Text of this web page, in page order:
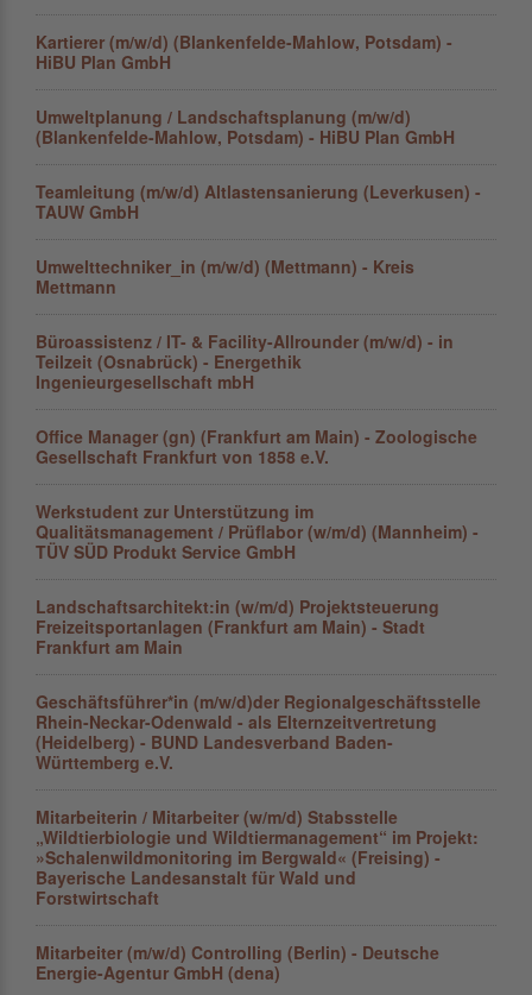
Kartierer (m/w/d) (Blankenfelde-Mahlow, Potsdam) -
HiBU Plan GmbH
Umweltplanung / Landschaftsplanung (m/w/d)
(Blankenfelde-Mahlow, Potsdam) - HiBU Plan GmbH
Teamleitung (m/w/d) Altlastensanierung (Leverkusen) -
TAUW GmbH
Umwelttechniker_in (m/w/d) (Mettmann) - Kreis
Mettmann
Büroassistenz / IT- & Facility-Allrounder (m/w/d) - in
Teilzeit (Osnabrück) - Energethik
Ingenieurgesellschaft mbH
Office Manager (gn) (Frankfurt am Main) - Zoologische
Gesellschaft Frankfurt von 1858 e.V.
Werkstudent zur Unterstützung im
Qualitätsmanagement / Prüflabor (w/m/d) (Mannheim) -
TÜV SÜD Produkt Service GmbH
Landschaftsarchitekt:in (w/m/d) Projektsteuerung
Freizeitsportanlagen (Frankfurt am Main) - Stadt
Frankfurt am Main
Geschäftsführer*in (m/w/d)der Regionalgeschäftsstelle
Rhein-Neckar-Odenwald - als Elternzeitvertretung
(Heidelberg) - BUND Landesverband Baden-
Württemberg e.V.
Mitarbeiterin / Mitarbeiter (w/m/d) Stabsstelle
„Wildtierbiologie und Wildtiermanagement“ im Projekt:
»Schalenwildmonitoring im Bergwald« (Freising) -
Bayerische Landesanstalt für Wald und
Forstwirtschaft
Mitarbeiter (m/w/d) Controlling (Berlin) - Deutsche
Energie-Agentur GmbH (dena)